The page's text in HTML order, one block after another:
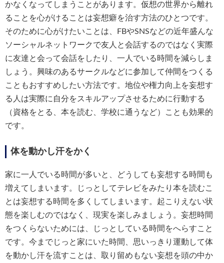
かなくなってしまうことがあります。仮想の世界から離れ
ることを心がけることは妄想癖を治す方法のひとつです。
そのために心がけたいことは、FBやSNSなどの近年盛んな
ソーシャルネットワークで友人と会話するのではなく実際
に友達と会って会話をしたり、一人でいる時間を減らしま
しょう。興味のあるサークルなどに参加して仲間をつくる
こともおすすめしたい方法です。地位や権力向上を妄想す
る人は実際に自分をスキルアップさせるために行動する
（資格をとる、本を読む、学校に通うなど）ことも効果的
です。
体を動かし汗をかく
家に一人でいる時間が多いと、どうしても妄想する時間も
増えてしまいます。じっとしてテレビをみたり本を読むこ
とは妄想する時間を多くしてしまいます。起こりえない状
態を楽しむのではなく、現実を楽しみましょう。妄想時間
をつくらないためには、じっとしている時間をへらすこと
です。今までじっと家にいた時間、思いっきり運動して体
を動かし汗を流すことは、取り留めもない妄想を頭の中か